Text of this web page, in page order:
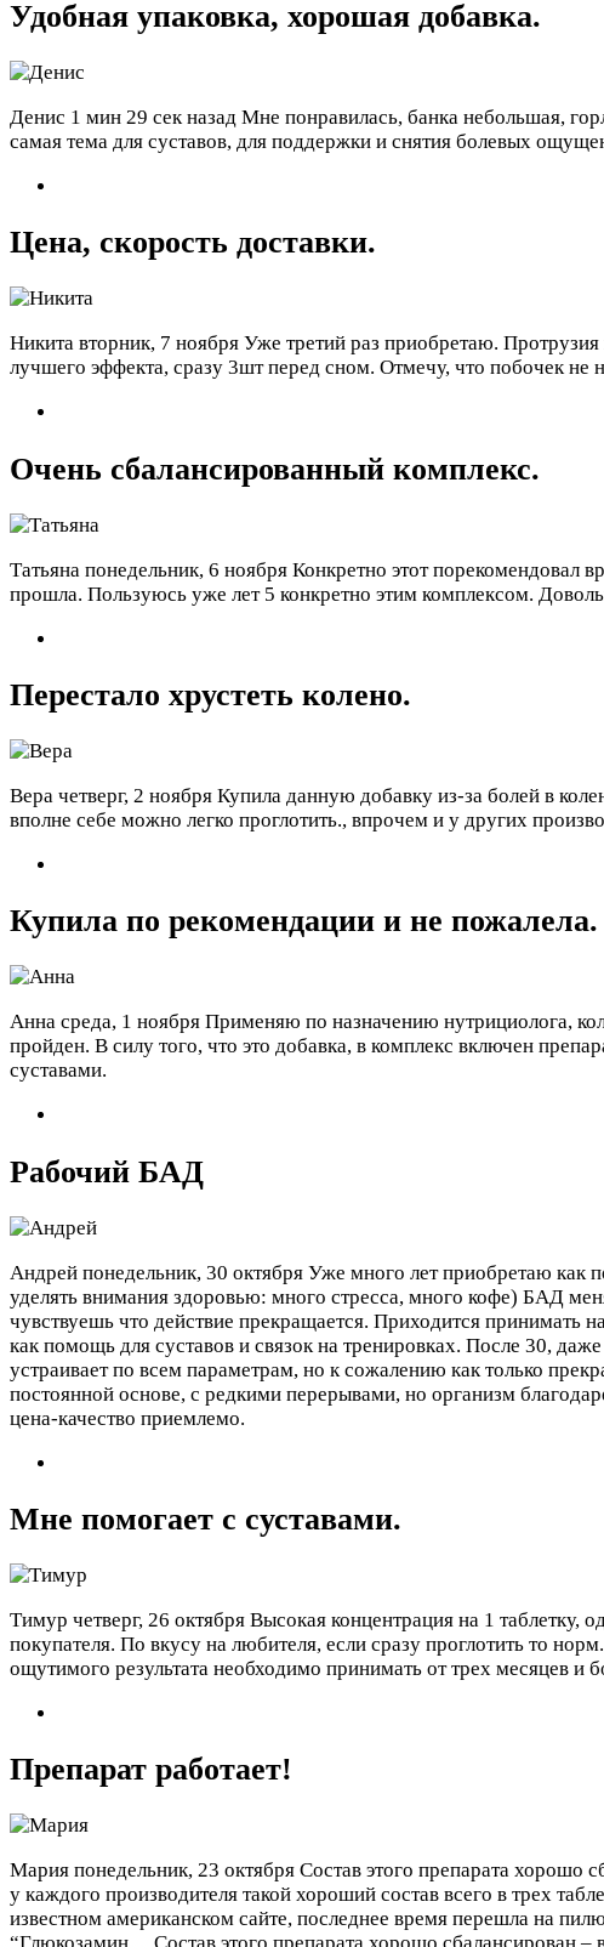
Удобная упаковка, хорошая добавка.
Денис 1 мин 29 сек назад Мне понравилась, банка небольшая,
самая тема для суставов, для поддержки и снятия болевых
Цена, скорость доставки.
Никита вторник, 7 ноября Уже третий раз приобретаю.
лучшего эффекта, сразу 3шт перед сном. Отмечу, что побочек не
Очень сбалансированный комплекс.
Татьяна понедельник, 6 ноября Конкретно этот порекомендовал
прошла. Пользуюсь уже лет 5 конкретно этим комплексом.
Перестало хрустеть колено.
Вера четверг, 2 ноября Купила данную добавку из-за болей в
вполне себе можно легко проглотить., впрочем и у других
Купила по рекомендации и не пожалела.
Анна среда, 1 ноября Применяю по назначению нутрициолога,
пройден. В силу того, что это добавка, в комплекс включен
суставами.
Рабочий БАД
Андрей понедельник, 30 октября Уже много лет приобретаю как
уделять внимания здоровью: много стресса, много кофе) БАД
чувствуешь что действие прекращается. Приходится
как помощь для суставов и связок на тренировках. После 30,
устраивает по всем параметрам, но к сожалению как только
постоянной основе, с редкими перерывами, но организм
цена-качество приемлемо.
Мне помогает с суставами.
Тимур четверг, 26 октября Высокая концентрация на 1 таблетку,
покупателя. По вкусу на любителя, если сразу проглотить то
ощутимого результата необходимо принимать от трех месяцев и
Препарат работает!
Мария понедельник, 23 октября Состав этого препарата хорошо
у каждого производителя такой хороший состав всего в трех
известном американском сайте, последнее время перешла на